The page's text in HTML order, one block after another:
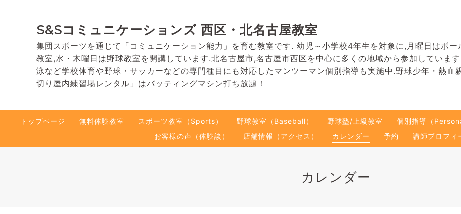
S&Sコミュニケーションズ 西区・北名古屋教室
集団スポーツを通じて「コミュニケーション能力」を育む教室です. 幼児～小学校4年生を対象に,月曜日はボー
教室,水・木曜日は野球教室を開講しています.北名古屋市,名古屋市西区を中心に多くの地域から参加していま
泳など学校体育や野球・サッカーなどの専門種目にも対応したマンツーマン個別指導も実施中.野球少年・熱血
切り屋内練習場レンタル」はバッティングマシン打ち放題！
トップページ 無料体験教室 スポーツ教室（Sports） 野球教室（Baseball） 野球塾/上級教室 個別指導（
お客様の声（体験談）
店舗情報（アクセス） カレンダー 予約 講師プロフィ
カレンダー